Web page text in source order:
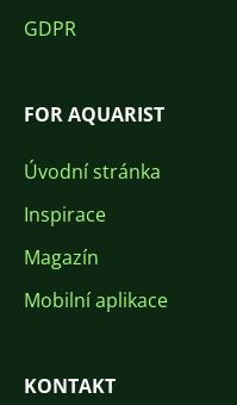
GDPR
FOR AQUARIST
Úvodní stránka
Inspirace
Magazín
Mobilní aplikace
KONTAKT